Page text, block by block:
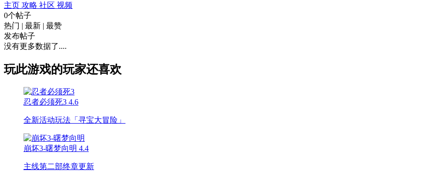
主页 攻略 社区 视频
0个帖子
热门 | 最新 | 最赞
发布帖子
没有更多数据了....
玩此游戏的玩家还喜欢
忍者必须死3 4.6
全新活动玩法「寻宝大冒险」
崩坏3-曙梦向明 4.4
主线第二部终章更新